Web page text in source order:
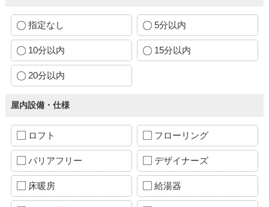
指定なし 5分以内
10分以内 15分以内
20分以内
屋内設備・仕様
ロフト フローリング
バリアフリー デザイナーズ
床暖房 給湯器